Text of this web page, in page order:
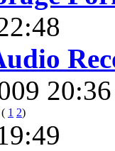
20:36
( 1 2)